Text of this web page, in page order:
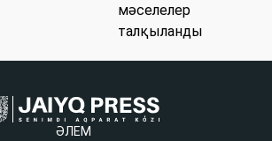
мәселелер
талқыланды
ӘЛЕМ